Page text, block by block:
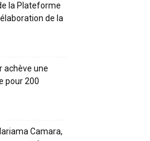
la Plateforme
de la
achève une
pour 200
Camara,